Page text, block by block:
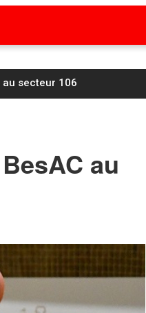
au secteur 106
au